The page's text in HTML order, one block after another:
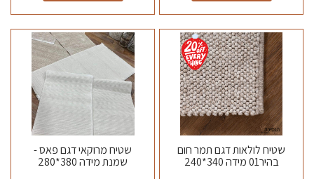
שטיח לולאות דגם תמר חום
בהיר01 מידה 340*240
שטיח מרוקאי דגם פאס -
שמנת מידה 380*280